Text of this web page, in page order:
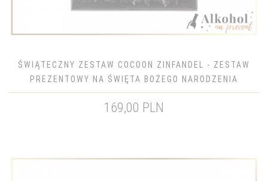
ŚWIĄTECZNY ZESTAW COCOON ZINFANDEL - ZESTAW
PREZENTOWY NA ŚWIĘTA BOŻEGO NARODZENIA
169,00 PLN